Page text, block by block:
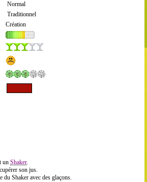
Normal
Traditionnel
Création
un Shaker.
son jus.
Shaker avec des glaçons.